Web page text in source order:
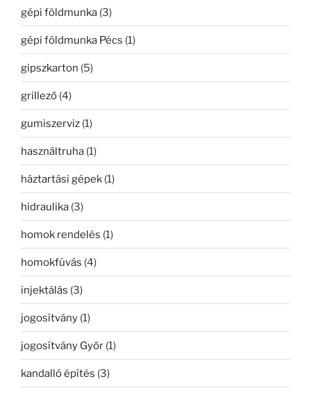
gépi földmunka (3)
gépi földmunka Pécs (1)
gipszkarton (5)
grillező (4)
gumiszerviz (1)
használtruha (1)
háztartási gépek (1)
hidraulika (3)
homok rendelés (1)
homokfúvás (4)
injektálás (3)
jogosítvány (1)
jogosítvány Győr (1)
kandalló építés (3)